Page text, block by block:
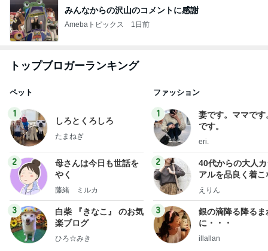
みんなからの沢山のコメントに感謝
Amebaトピックス 1日前
トップブロガーランキング
ペット
1
しろとくろしろ
たまねぎ
2
母さんは今日も世話を
やく
藤緒 ミルカ
3
白柴 『きなこ』 のお気
楽ブログ
ひろ☆みき
ファッション
1
妻です。ママです
です。
eri.
2
40代からの大人
アルを品良く着こ
ファッションブロ
えりん
3
銀の滴降る降るま
に・・・
illallan